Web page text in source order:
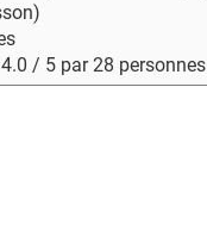
/ 5 par 28 personnes